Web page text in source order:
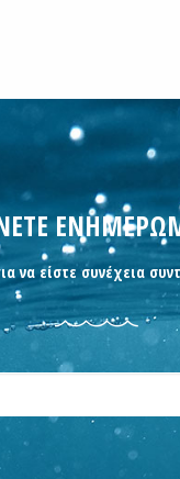
να είστε συνέχεια